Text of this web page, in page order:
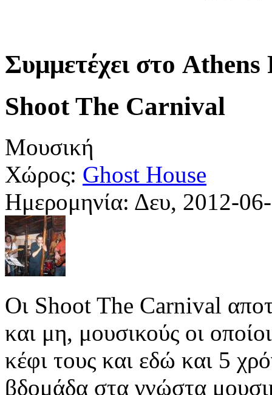
Συμμετέχει στο
Shoot The Carnival
Μουσική
Χώρος: Ghost House
Ημερομηνία: Δευ, 2012-
Οι Shoot The Carnival
και μη, μουσικούς οι
κέφι τους και εδώ και 5
βδομάδα στα γνώστα